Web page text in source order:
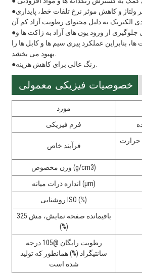
●مقاومت عالی در برابر ولتاژ و کاهش موثر نرخ تلفات خط، پایداری
●ساختار پلاتی ویژه برای جلوگیری از ورود یون های آزاد به ژاکت ها و
بنابراین عملکرد پیری سیم ها و کابل ها را
خصوصیات فیزیکی معمولی
مورد
فرم فیزیکی
فرآیند خاص
حرارت
وزن مخصوص (g/cm3)
اندازه ذرات میانه (μm)
روشنایی ISO (%)
باقیمانده صفحه نمایش، مش 325
(%)
رطوبت رایگان @105 درجه
سانتیگراد (%) همانطور که تولید
شده است